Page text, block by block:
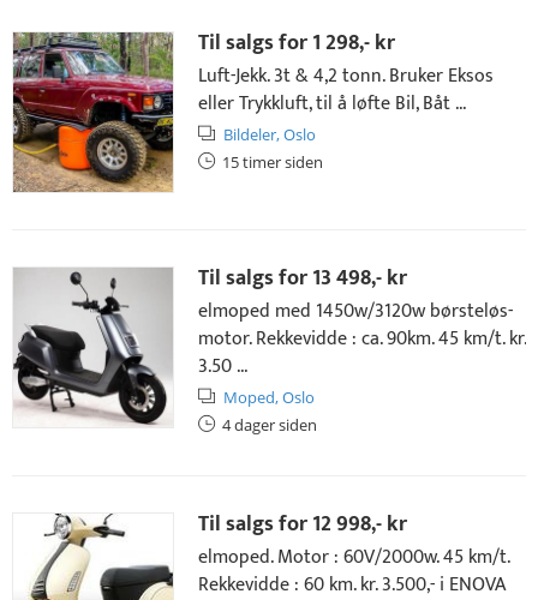
Til salgs for1 298,- kr
Luft-Jekk. 3t & 4,2 tonn. Bruker Eksos
eller Trykkluft, til å løfte Bil, Båt ...
Bildeler,Oslo
15 timer siden
Til salgs for13 498,- kr
elmoped med 1450w/3120w børsteløs-
motor. Rekkevidde : ca. 90km. 45 km/t. kr.
3.50 ...
Moped,Oslo
4 dager siden
Til salgs for12 998,- kr
elmoped. Motor : 60V/2000w. 45 km/t.
Rekkevidde : 60 km. kr. 3.500,- i ENOVA